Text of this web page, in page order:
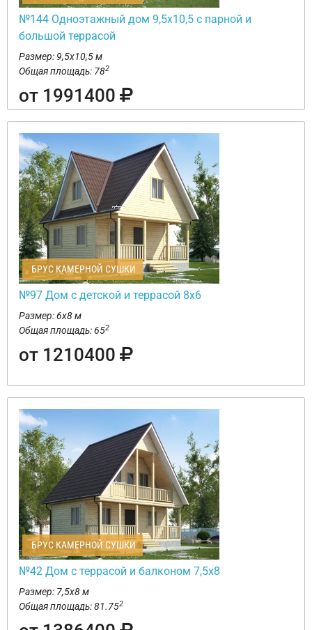
№144 Одноэтажный дом 9,5х10,5 с парной и
большой террасой
Размер: 9,5х10,5 м
Общая площадь: 782
от 1991400
БРУС КАМЕРНОЙ СУШКИ
№97 Дом с детской и террасой 8х6
Размер: 6х8 м
Общая площадь: 652
от 1210400
БРУС КАМЕРНОЙ СУШКИ
№42 Дом с террасой и балконом 7,5х8
Размер: 7,5х8 м
Общая площадь: 81.752